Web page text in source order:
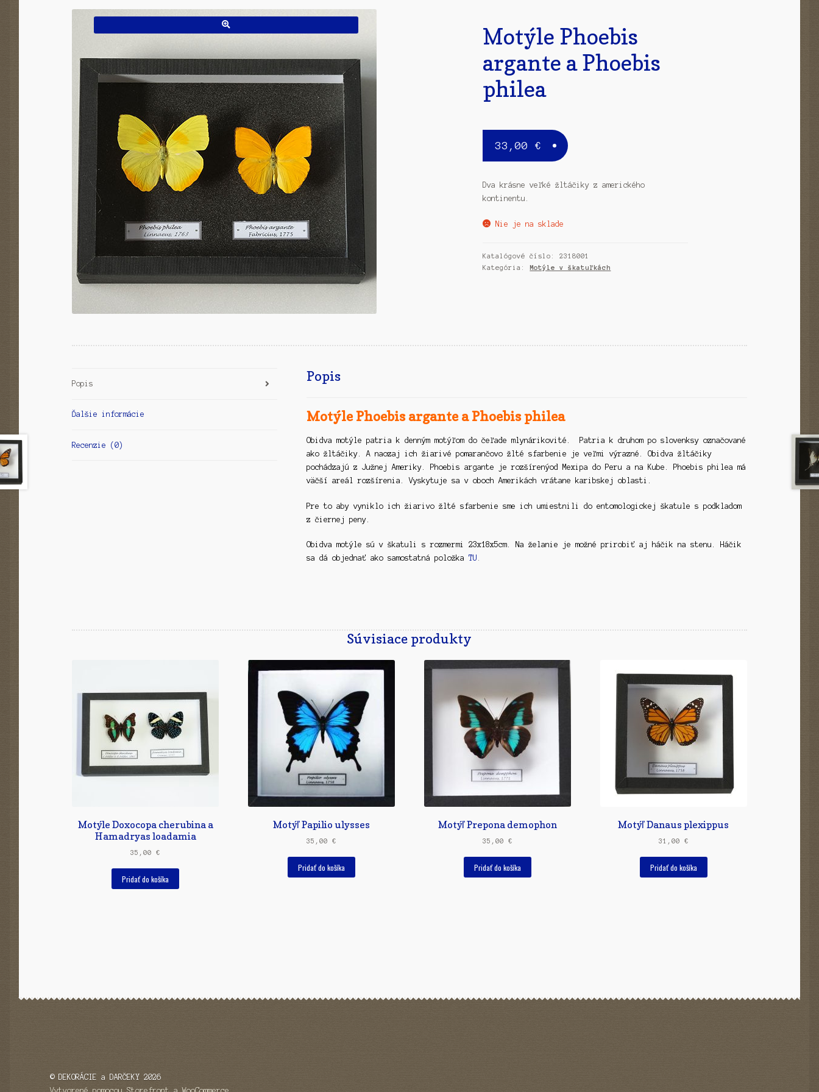
Motýle Phoebis
argante a Phoebis
philea
33,00 €
Dva krásne veľké žltáčiky z amerického
kontinentu.
Nie je na sklade
Katalógové číslo:2318001
Kategória:
Motýle v škatuľkách
Popis
Ďalšie informácie
Recenzie (0)
Popis
Motýle Phoebis argante a Phoebis philea
Obidva motýle patria k denným motýľom do čeľade mlynárikovité. Patria k druhom po slovenksy označované
ako žltáčiky. A naozaj ich žiarivé pomarančovo žlté sfarbenie je veľmi výrazné. Obidva žltáčiky
pochádzajú z Južnej Ameriky. Phoebis argante je rozšírenýod Mexipa do Peru a na Kube. Phoebis philea má
väčší areál rozšírenia. Vyskytuje sa v oboch Amerikách vrátane karibskej oblasti.
Pre to aby vyniklo ich žiarivo žlté sfarbenie sme ich umiestnili do entomologickej škatule s podkladom
z čiernej peny.
Obidva motýle sú v škatuli s rozmermi 23x18x5cm. Na želanie je možné prirobiť aj háčik na stenu. Háčik
sa dá objednať ako samostatná položka
TU
Súvisiace produkty
Motýle Doxocopa cherubina a
Hamadryas loadamia
35,00€
Pridať do košíka
Motýľ Papilio ulysses
35,00€
Pridať do košíka
Motýľ Prepona demophon
35,00 €
Pridať do košíka
Motýľ Danaus plexippus
31,00 €
Pridať do košíka
© DEKORÁCIE a DARČEKY 2026